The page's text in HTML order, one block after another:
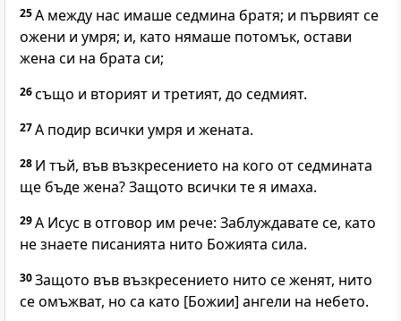
25А между нас имаше седмина братя; и първият се
ожени и умря; и, като нямаше потомък, остави
жена си на брата си;
26също и вторият и третият, до седмият.
27А подир всички умря и жената.
28 И тъй, във възкресението на кого от седмината
ще бъде жена? Защото всички те я имаха.
29А Исус в отговор им рече: Заблуждавате се, като
не знаете писанията нито Божията сила.
30Защото във възкресението нито се женят, нито
се омъжват, но са като [Божии] ангели на небето.